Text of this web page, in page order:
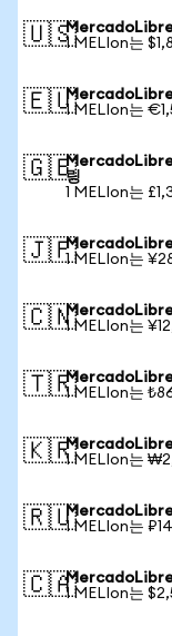
🇺🇸MercadoLibre
1 MELIon는
🇪🇺1 MELIon는
🇬🇧MercadoLibre
링
1 MELIon는
🇯🇵MercadoLibre
1 MELIon는
🇨🇳1 MELIon는
🇹🇷MercadoLibre
1 MELIon는
🇰🇷MercadoLibre
1 MELIon는
🇷🇺1 MELIon는
🇨🇦MercadoLibre
1 MELIon는